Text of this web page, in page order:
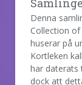
Denna
Collection
huserar på
Kortleken
har daterats
dock att